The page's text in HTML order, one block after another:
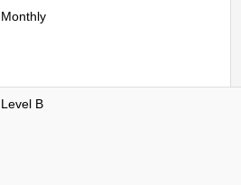
Monthly
Level B